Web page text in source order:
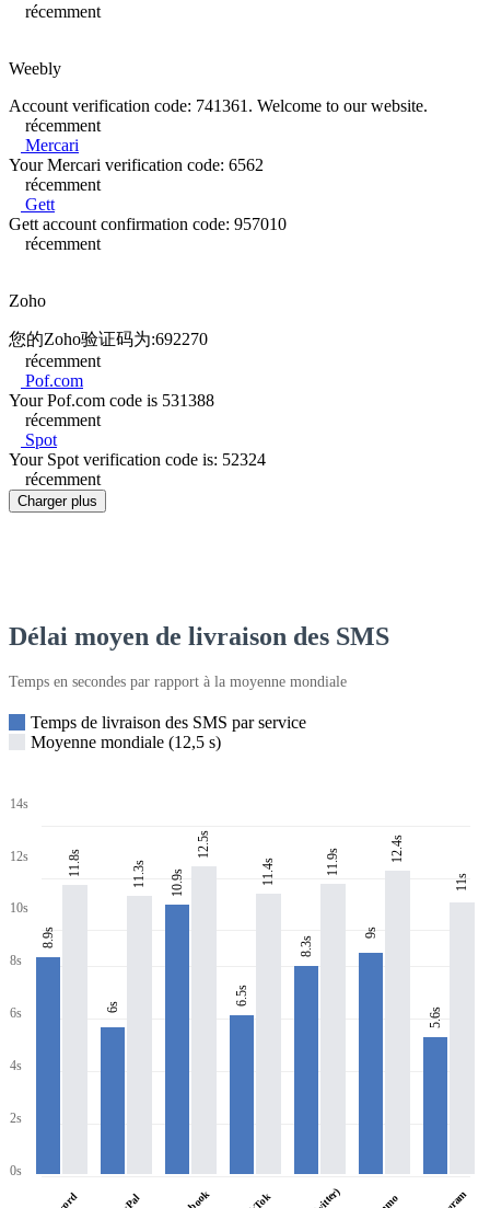
récemment
Weebly
Account verification code: 741361. Welcome to our website.
récemment
Mercari
Your Mercari verification code: 6562
récemment
Gett
Gett account confirmation code: 957010
récemment
Zoho
您的Zoho验证码为:692270
récemment
Pof.com
Your Pof.com code is 531388
récemment
Spot
Your Spot verification code is: 52324
récemment
Charger plus
Délai moyen de livraison des SMS
Temps en secondes par rapport à la moyenne mondiale
Temps de livraison des SMS par service
Moyenne mondiale (12,5 s)
14s
12s
10s
8s
6s
4s
2s
0s
8.9s
11.8s
6s
11.3s 10.9s
12.5s
6.5s
11.4s
8.3s
11.9s
9s
12.4s
5.6s
11s